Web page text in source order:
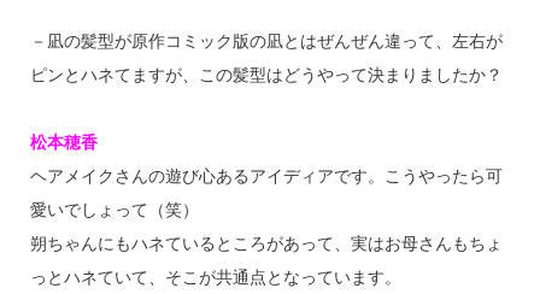
－凪の髪型が原作コミック版の凪とはぜんぜん違って、左右が
ピンとハネてますが、この髪型はどうやって決まりましたか？
松本穂香
ヘアメイクさんの遊び心あるアイディアです。こうやったら可
愛いでしょって（笑）
朔ちゃんにもハネているところがあって、実はお母さんもちょ
っとハネていて、そこが共通点となっています。